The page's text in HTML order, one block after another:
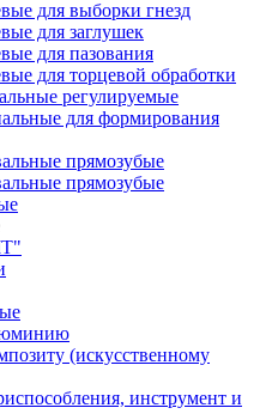
для выборки гнезд
для заглушек
для пазования
для торцевой обработки
регулируемые
для формирования
прямозубые
прямозубые
(искусственному
инструмент и